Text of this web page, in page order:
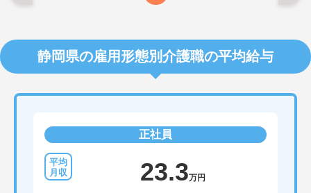
静岡県の雇用形態別介護職の平均給与
正社員
23.3万円